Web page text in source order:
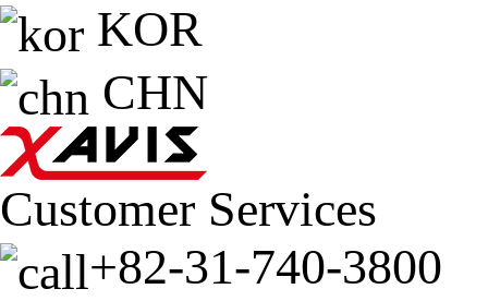
KOR
CHN
Customer Services
+82-31-740-3800